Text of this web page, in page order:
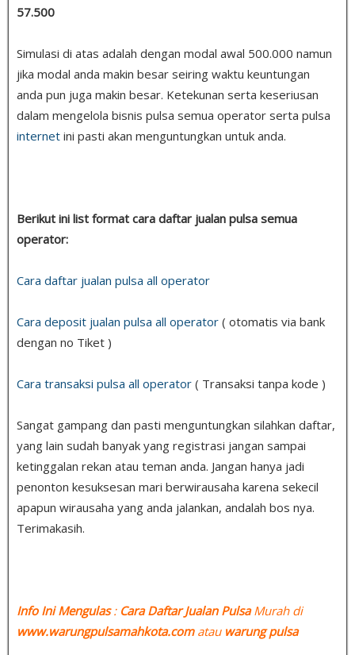
57.500
Simulasi di atas adalah dengan modal awal 500.000 namun
jika modal anda makin besar seiring waktu keuntungan
anda pun juga makin besar. Ketekunan serta keseriusan
dalam mengelola bisnis pulsa semua operator serta pulsa
internet ini pasti akan menguntungkan untuk anda.
Berikut ini list format cara daftar jualan pulsa semua
operator:
Cara daftar jualan pulsa all operator
Cara deposit jualan pulsa all operator ( otomatis via bank
dengan no Tiket )
Cara transaksi pulsa all operator ( Transaksi tanpa kode )
Sangat gampang dan pasti menguntungkan silahkan daftar,
yang lain sudah banyak yang registrasi jangan sampai
ketinggalan rekan atau teman anda. Jangan hanya jadi
penonton kesuksesan mari berwirausaha karena sekecil
apapun wirausaha yang anda jalankan, andalah bos nya.
Terimakasih.
Info Ini Mengulas: Cara Daftar Jualan PulsaMurah di
www.warungpulsamahkota.comatau warung pulsa